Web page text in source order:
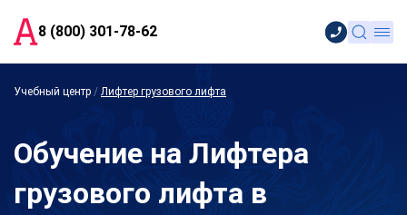
8 (800) 301-78-62
Учебный центр / Лифтер грузового лифта
Обучение на Лифтера
грузового лифта в